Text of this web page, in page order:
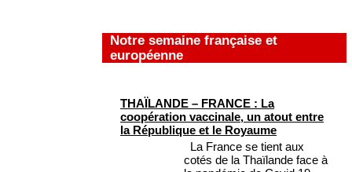
Notre semaine française et
européenne
THAÏLANDE – FRANCE : La
coopération vaccinale, un atout entre
la République et le Royaume
La France se tient aux
cotés de la Thaïlande face à